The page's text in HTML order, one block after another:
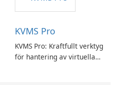
KVMS Pro
KVMS Pro: Kraftfullt verktyg
för hantering av virtuella